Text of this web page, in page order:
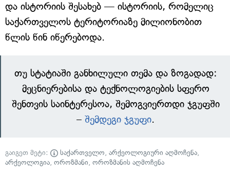
და ისტორიის შესახებ — ისტორიის, რომელიც
საქართველოს ტერიტორიაზე მილიონობით
წლის წინ იწერებოდა.
თუ სტატიაში განხილული თემა და ზოგადად:
მეცნიერებისა და ტექნოლოგიების სფერო
შენთვის საინტერესოა, შემოგვიერთდი ჯგუფში
– შემდეგი ჯგუფი.
გაიგეთ მეტი: საქართველო, არქეოლოგიური აღმოჩენა,
არქეოლოგია, ოროზმანი, ოროზმანის აღმოჩენა